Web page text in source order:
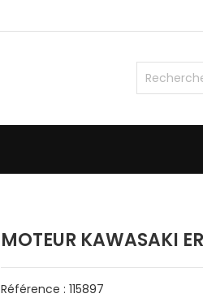
MOTEUR KAWASAKI
Référence : 115897